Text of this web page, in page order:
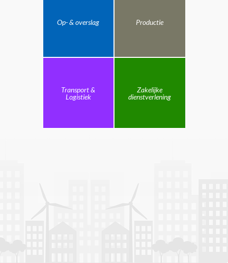
Op- & overslag Productie
Transport &
Logistiek
Zakelijke
dienstverlening